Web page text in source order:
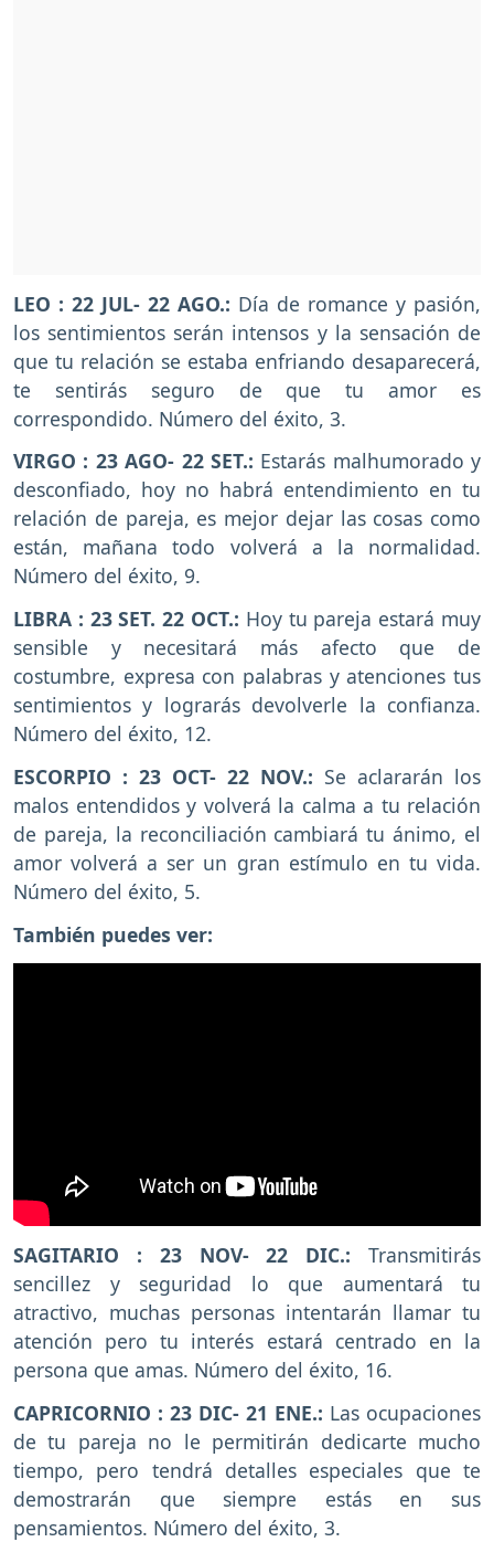
LEO : 22 JUL- 22 AGO.: Día de romance y pasión,
los sentimientos serán intensos y la sensación de
que tu relación se estaba enfriando desaparecerá,
te sentirás seguro de que tu amor es
correspondido. Número del éxito, 3.
VIRGO : 23 AGO- 22 SET.: Estarás malhumorado y
desconfiado, hoy no habrá entendimiento en tu
relación de pareja, es mejor dejar las cosas como
están, mañana todo volverá a la normalidad.
Número del éxito, 9.
LIBRA : 23 SET. 22 OCT.: Hoy tu pareja estará muy
sensible y necesitará más afecto que de
costumbre, expresa con palabras y atenciones tus
sentimientos y lograrás devolverle la confianza.
Número del éxito, 12.
ESCORPIO : 23 OCT- 22 NOV.: Se aclararán los
malos entendidos y volverá la calma a tu relación
de pareja, la reconciliación cambiará tu ánimo, el
amor volverá a ser un gran estímulo en tu vida.
Número del éxito, 5.
También puedes ver:
SAGITARIO : 23 NOV- 22 DIC.: Transmitirás
sencillez y seguridad lo que aumentará tu
atractivo, muchas personas intentarán llamar tu
atención pero tu interés estará centrado en la
persona que amas. Número del éxito, 16.
CAPRICORNIO : 23 DIC- 21 ENE.: Las ocupaciones
de tu pareja no le permitirán dedicarte mucho
tiempo, pero tendrá detalles especiales que te
demostrarán que siempre estás en sus
pensamientos. Número del éxito, 3.